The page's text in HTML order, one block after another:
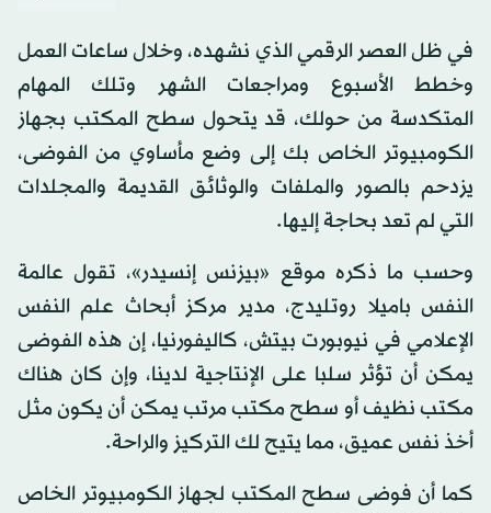
في ظل العصر الرقمي الذي نشهده، وخلال ساعات العمل
وخطط الأسبوع ومراجعات الشهر وتلك المهام
المتكدسة من حولك، قد يتحول سطح المكتب بجهاز
الكومبيوتر الخاص بك إلى وضع مأساوي من الفوضى،
يزدحم بالصور والملفات والوثائق القديمة والمجلدات
التي لم تعد بحاجة إليها.
وحسب ما ذكره موقع «بيزنس إنسيدر»، تقول عالمة
النفس باميلا روتليدج، مدير مركز أبحاث علم النفس
الإعلامي في نيوبورت بيتش، كاليفورنيا، إن هذه الفوضى
يمكن أن تؤثر سلبا على الإنتاجية لدينا، وإن كان هناك
مكتب نظيف أو سطح مكتب مرتب يمكن أن يكون مثل
أخذ نفس عميق، مما يتيح لك التركيز والراحة.
كما أن فوضى سطح المكتب لجهاز الكومبيوتر الخاص